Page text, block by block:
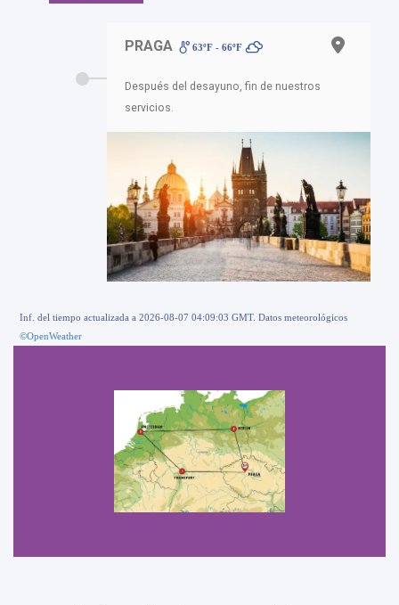
PRAGA 63ºF - 66ºF
Después del desayuno, fin de nuestros
servicios.
Inf. del tiempo actualizada a 2026-08-07 04:09:03 GMT. Datos meteorológicos
©OpenWeather